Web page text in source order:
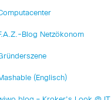
Blog Netzökonom
(Englisch)